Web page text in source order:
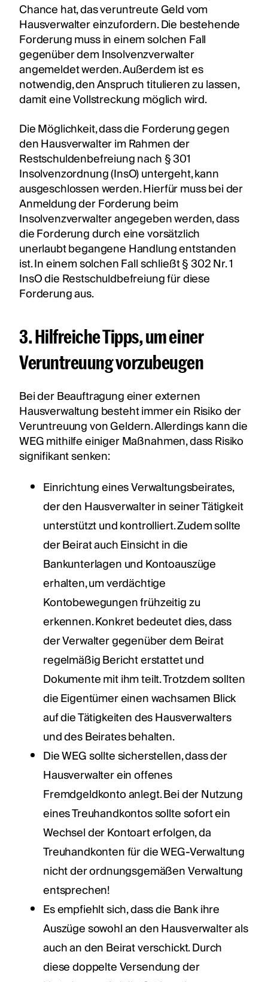
Chance hat, das veruntreute Geld vom
Hausverwalter einzufordern. Die bestehende
Forderung muss in einem solchen Fall
gegenüber dem Insolvenzverwalter
angemeldet werden. Außerdem ist es
notwendig, den Anspruch titulieren zu lassen,
damit eine Vollstreckung möglich wird.
Die Möglichkeit, dass die Forderung gegen
den Hausverwalter im Rahmen der
Restschuldenbefreiung nach § 301
Insolvenzordnung (InsO) untergeht, kann
ausgeschlossen werden. Hierfür muss bei der
Anmeldung der Forderung beim
Insolvenzverwalter angegeben werden, dass
die Forderung durch eine vorsätzlich
unerlaubt begangene Handlung entstanden
ist. In einem solchen Fall schließt § 302 Nr. 1
InsO die Restschuldbefreiung für diese
Forderung aus.
3. Hilfreiche Tipps, um einer
Veruntreuung vorzubeugen
Bei der Beauftragung einer externen
Hausverwaltung besteht immer ein Risiko der
Veruntreuung von Geldern. Allerdings kann die
WEG mithilfe einiger Maßnahmen, dass Risiko
signifikant senken:
Einrichtung eines Verwaltungsbeirates,
der den Hausverwalter in seiner Tätigkeit
unterstützt und kontrolliert. Zudem sollte
der Beirat auch Einsicht in die
Bankunterlagen und Kontoauszüge
erhalten, um verdächtige
Kontobewegungen frühzeitig zu
erkennen. Konkret bedeutet dies, dass
der Verwalter gegenüber dem Beirat
regelmäßig Bericht erstattet und
Dokumente mit ihm teilt. Trotzdem sollten
die Eigentümer einen wachsamen Blick
auf die Tätigkeiten des Hausverwalters
und des Beirates behalten.
Die WEG sollte sicherstellen, dass der
Hausverwalter ein offenes
Fremdgeldkonto anlegt. Bei der Nutzung
eines Treuhandkontos sollte sofort ein
Wechsel der Kontoart erfolgen, da
Treuhandkonten für die WEG-Verwaltung
nicht der ordnungsgemäßen Verwaltung
entsprechen!
Es empfiehlt sich, dass die Bank ihre
Auszüge sowohl an den Hausverwalter als
auch an den Beirat verschickt. Durch
diese doppelte Versendung der